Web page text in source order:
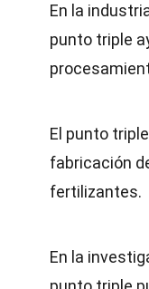
En la
punto triple
El punto
fabricación
fertilizantes.
En la